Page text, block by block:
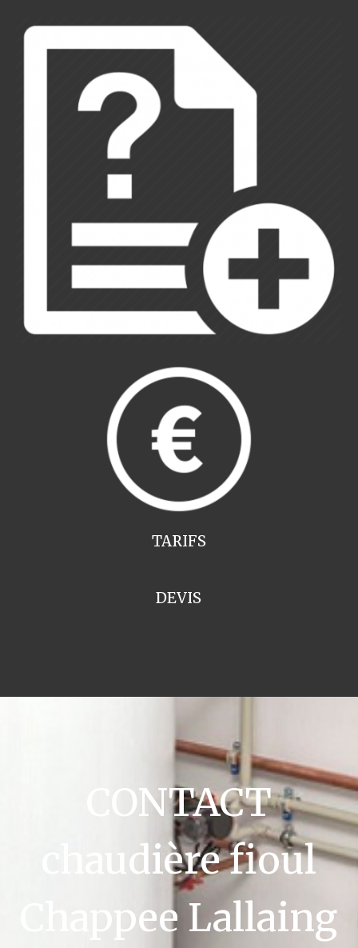
TARIFS
DEVIS
CONTACT
chaudière fioul
Chappee Lallaing